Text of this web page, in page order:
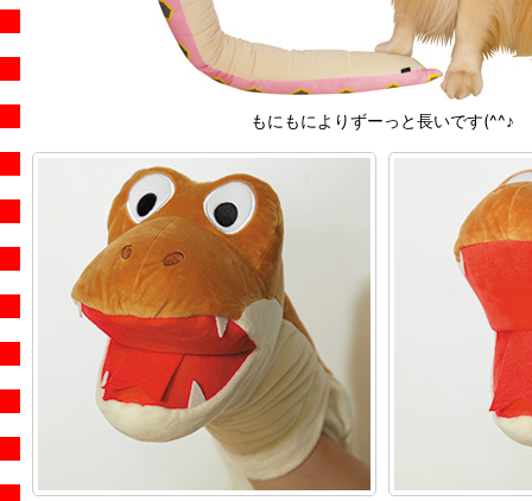
もにもによりずーっと長いです(^^♪